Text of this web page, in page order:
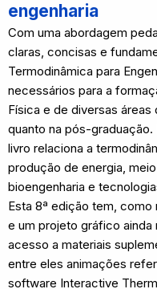
engenharia
Com uma abordagem
claras, concisas e
Termodinâmica para
necessários para a
Física e de diversas áreas
quanto na pós-
livro relaciona a
produção de energia,
bioengenharia e
Esta 8ª edição tem,
e um projeto gráfico ainda
acesso a materiais
entre eles animações
software Interactive